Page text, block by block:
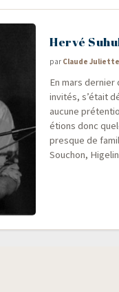
Hervé
par Claude
En mars
invi­tés, s’était
aucune
étions donc
presque de
Sou­chon,